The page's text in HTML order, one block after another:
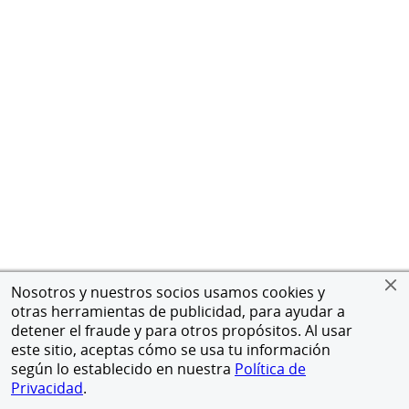
Nosotros y nuestros socios usamos cookies y
otras herramientas de publicidad, para ayudar a
detener el fraude y para otros propósitos. Al usar
este sitio, aceptas cómo se usa tu información
según lo establecido en nuestra Política de
Privacidad.